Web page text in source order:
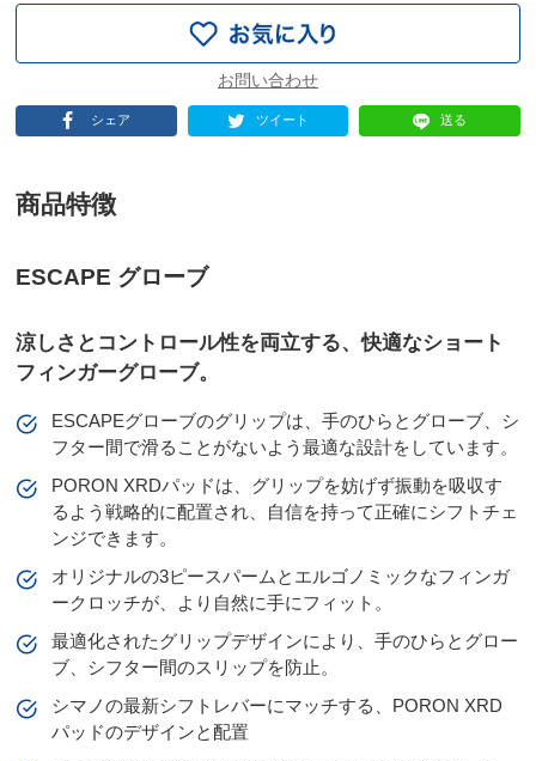
シェア ツイート 送る
商品特徴
ESCAPE グローブ
涼しさとコントロール性を両立する、快適なショート
フィンガーグローブ。
ESCAPEグローブのグリップは、手のひらとグローブ、シ
フター間で滑ることがないよう最適な設計をしています。
PORON XRDパッドは、グリップを妨げず振動を吸収す
るよう戦略的に配置され、自信を持って正確にシフトチェ
ンジできます。
オリジナルの3ピースパームとエルゴノミックなフィンガ
ークロッチが、より自然に手にフィット。
最適化されたグリップデザインにより、手のひらとグロー
ブ、シフター間のスリップを防止。
シマノの最新シフトレバーにマッチする、PORON XRD
パッドのデザインと配置